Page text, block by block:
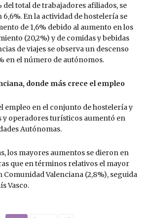
del total de trabajadores afiliados, se
En la actividad de hostelería se
de 1,6% debido al aumento en los
(20,2%) y de comidas y bebidas
de viajes se observa un descenso
en el número de autónomos.
donde más crece el empleo
empleo en el conjunto de hostelería y
y operadores turísticos aumentó en
Autónomas.
los mayores aumentos se dieron en
que en términos relativos el mayor
Comunidad Valenciana (2,8%), seguida
Vasco.